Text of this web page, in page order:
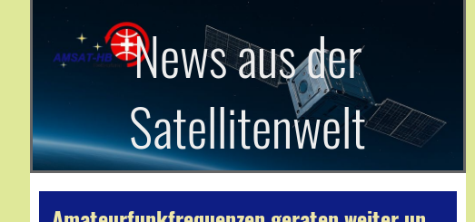
News aus der
Satellitenwelt